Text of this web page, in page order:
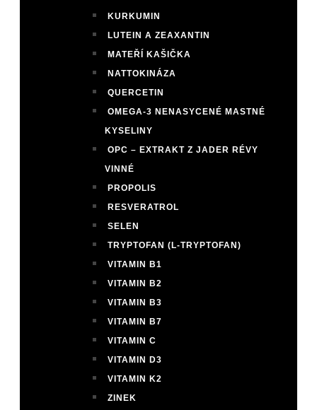
KURKUMIN
LUTEIN A ZEAXANTIN
MATEŘÍ KAŠIČKA
NATTOKINÁZA
QUERCETIN
OMEGA-3 NENASYCENÉ MASTNÉ
KYSELINY
OPC – EXTRAKT Z JADER RÉVY
VINNÉ
PROPOLIS
RESVERATROL
SELEN
TRYPTOFAN (L-TRYPTOFAN)
VITAMIN B1
VITAMIN B2
VITAMIN B3
VITAMIN B7
VITAMIN C
VITAMIN D3
VITAMIN K2
ZINEK